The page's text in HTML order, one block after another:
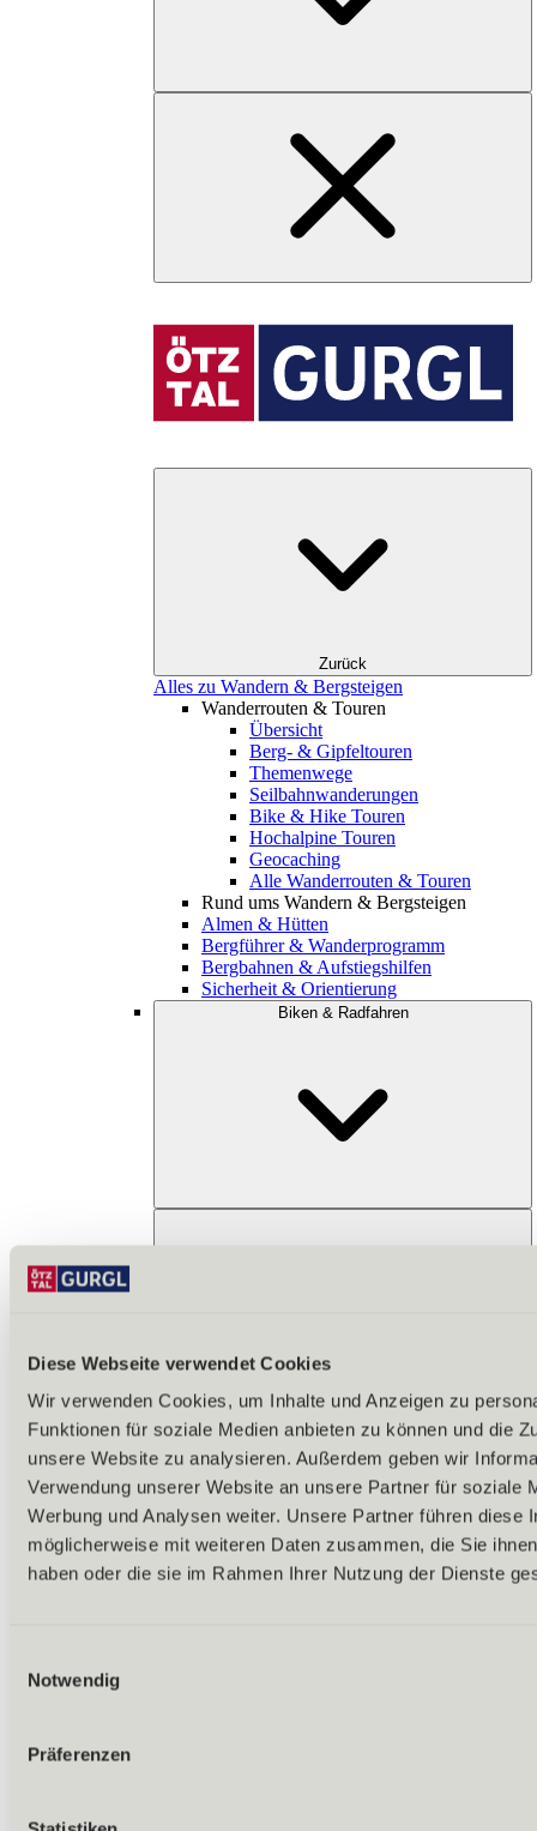
Diese Webseite verwendet Cookies
Wir verwenden Cookies, um Inhalte und Anzeigen zu
Funktionen für soziale Medien anbieten zu können und die
unsere Website zu analysieren. Außerdem geben wir
Verwendung unserer Website an unsere Partner für soziale
Werbung und Analysen weiter. Unsere Partner führen diese
möglicherweise mit weiteren Daten zusammen, die Sie
haben oder die sie im Rahmen Ihrer Nutzung der Dienste
Notwendig
Präferenzen
Zurück
Alles zu Wandern & Bergsteigen
Wanderrouten & Touren
Übersicht
Berg- & Gipfeltouren
Themenwege
Seilbahnwanderungen
Bike & Hike Touren
Hochalpine Touren
Geocaching
Alle Wanderrouten & Touren
Rund ums Wandern & Bergsteigen
Almen & Hütten
Bergführer & Wanderprogramm
Bergbahnen & Aufstiegshilfen
Sicherheit & Orientierung
Biken & Radfahren